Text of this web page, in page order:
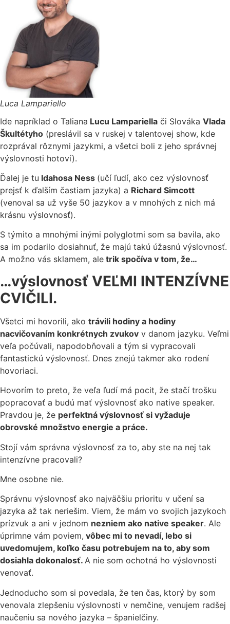
Luca Lampariello
Ide napríklad o Taliana Lucu Lampariella či Slováka Vlada
Škultétyho (preslávil sa v ruskej v talentovej show, kde
rozprával rôznymi jazykmi, a všetci boli z jeho správnej
výslovnosti hotoví).
Ďalej je tu Idahosa Ness (učí ľudí, ako cez výslovnosť
prejsť k ďalším častiam jazyka) a Richard Simcott
(venoval sa už vyše 50 jazykov a v mnohých z nich má
krásnu výslovnosť).
S týmito a mnohými inými polyglotmi som sa bavila, ako
sa im podarilo dosiahnuť, že majú takú úžasnú výslovnosť.
A možno vás sklamem, ale trik spočíva v tom, že…
…výslovnosť VEĽMI INTENZÍVNE
CVIČILI.
Všetci mi hovorili, ako trávili hodiny a hodiny
nacvičovaním konkrétnych zvukov v danom jazyku. Veľmi
veľa počúvali, napodobňovali a tým si vypracovali
fantastickú výslovnosť. Dnes znejú takmer ako rodení
hovoriaci.
Hovorím to preto, že veľa ľudí má pocit, že stačí trošku
popracovať a budú mať výslovnosť ako native speaker.
Pravdou je, že perfektná výslovnosť si vyžaduje
obrovské množstvo energie a práce.
Stojí vám správna výslovnosť za to, aby ste na nej tak
intenzívne pracovali?
Mne osobne nie.
Správnu výslovnosť ako najväčšiu prioritu v učení sa
jazyka až tak neriešim. Viem, že mám vo svojich jazykoch
prízvuk a ani v jednom nezniem ako native speaker. Ale
úprimne vám poviem, vôbec mi to nevadí, lebo si
uvedomujem, koľko času potrebujem na to, aby som
dosiahla dokonalosť. A nie som ochotná ho výslovnosti
venovať.
Jednoducho som si povedala, že ten čas, ktorý by som
venovala zlepšeniu výslovnosti v nemčine, venujem radšej
naučeniu sa nového jazyka – španielčiny.